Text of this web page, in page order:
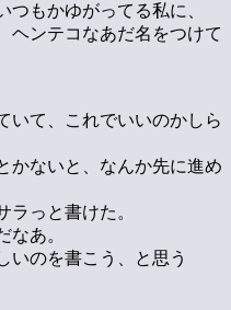
もかゆがってる私に、
ヘンテコなあだ名をつけて
いて、これでいいのかしら
かないと、なんか先に進め
ラっと書けた。
なあ。
いのを書こう、と思う